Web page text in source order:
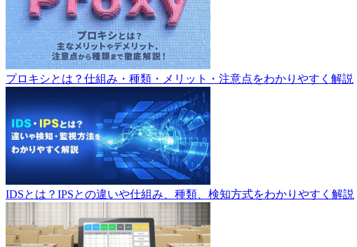
プロキシとは？仕組み・種類・メリット・注意点をわかりやすく解説
IDSとは？IPSとの違いや仕組み、種類、検知方式をわかりやすく解説